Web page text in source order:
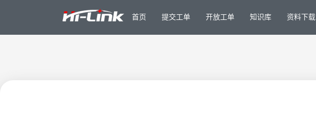
首页 提交工单 开放工单 知识库 资料下载